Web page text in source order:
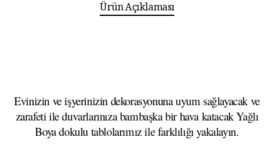
Ürün Açıklaması
Evinizin ve işyerinizin dekorasyonuna uyum sağlayacak ve
zarafeti ile duvarlarınıza bambaşka bir hava katacak Yağlı
Boya dokulu tablolarımız ile farklılığı yakalayın.